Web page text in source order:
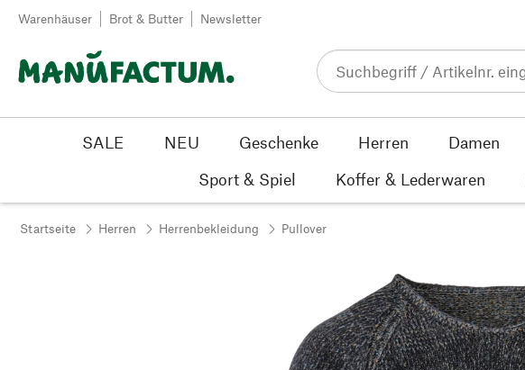
Zum Inhalt springen
Warenhäuser Brot & Butter Newsletter
SALE NEU Geschenke Herren Damen
Sport & Spiel
Koffer & Lederwaren
Startseite Herren Herrenbekleidung Pullover